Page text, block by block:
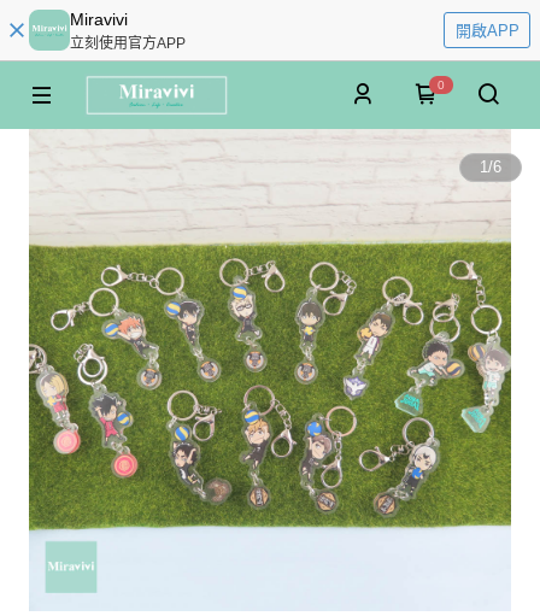
Miravivi
立刻使用官方APP
開啟APP
0
1/6